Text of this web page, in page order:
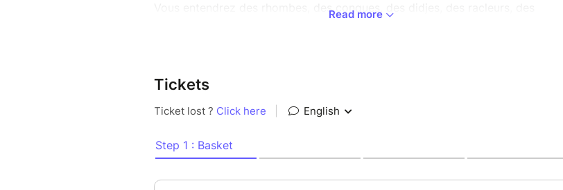
Vous entendrez des rhombes, des conques, des didjes, des racleurs, des
Amérindiens des plaines.
Nous passerons par le Moyen-Âge: cervelas, ranquette, chalemie et pusieurs
sortes de hautbois du monde (Inde, Turquie, Asie Chine etc...) Flûtes de toutes
Puis le baroque (avec La Fréquence de la Terre : 432) et ensuite de nos jours
avec des inventions-créations: des cordes, des vents, des percussions, et des
idiophones.
Read more
Tickets